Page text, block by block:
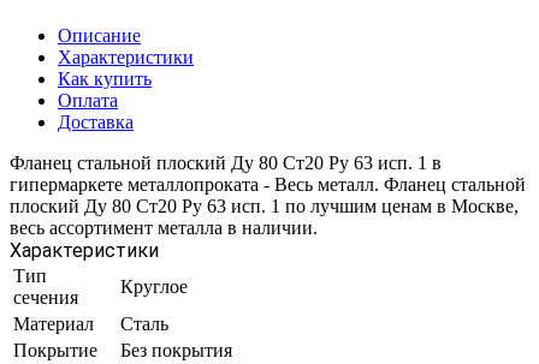
Описание
Характеристики
Как купить
Оплата
Доставка
Фланец стальной плоский Ду 80 Ст20 Ру 63 исп. 1 в
гипермаркете металлопроката - Весь металл. Фланец стальной
плоский Ду 80 Ст20 Ру 63 исп. 1 по лучшим ценам в Москве,
весь ассортимент металла в наличии.
Характеристики
Тип
сечения
Круглое
Материал
Сталь
Покрытие
Без покрытия